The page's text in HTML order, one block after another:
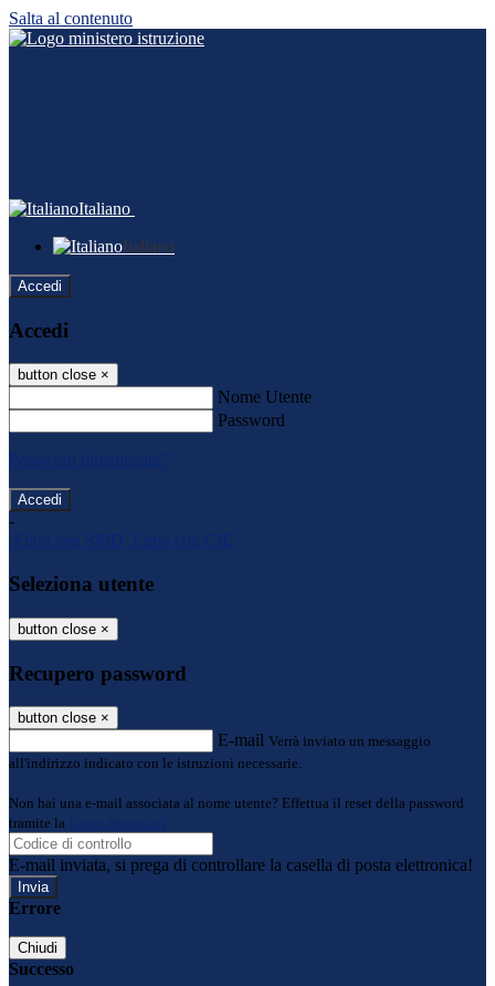
Salta al contenuto
Italiano
Italiano
Accedi
Accedi
button close ×
Nome Utente
Password
Password dimenticata?
-
Entra con SPID
Entra con CIE
Seleziona utente
button close ×
Recupero password
button close ×
E-mail Verrà inviato un messaggio
all'indirizzo indicato con le istruzioni necessarie.
Non hai una e-mail associata al nome utente? Effettua il reset della password
tramite la
Login Spaggiari
E-mail inviata, si prega di controllare la casella di posta elettronica!
Errore
Chiudi
Successo